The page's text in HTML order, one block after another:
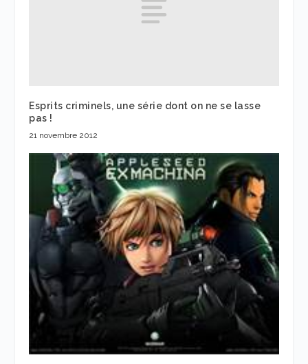
Esprits criminels, une série dont on ne se lasse
pas !
21 novembre 2012